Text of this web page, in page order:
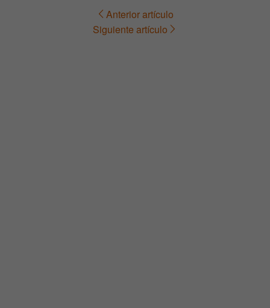
Navegación Anterior artículo
Siguiente artículo